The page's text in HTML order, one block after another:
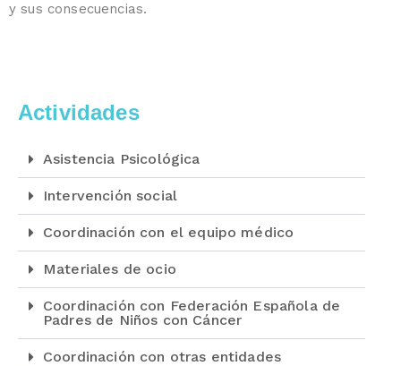
y sus consecuencias.
Actividades
Asistencia Psicológica
Intervención social
Coordinación con el equipo médico
Materiales de ocio
Coordinación con Federación Española de
Padres de Niños con Cáncer
Coordinación con otras entidades